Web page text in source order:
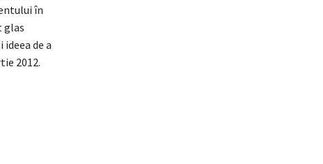
în
glas
de a
2012.